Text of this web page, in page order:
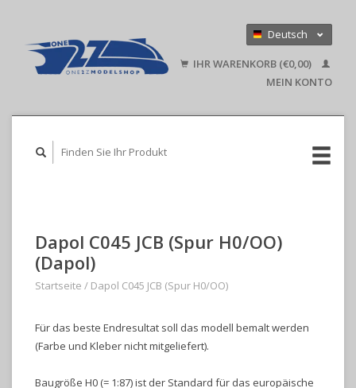
Deutsch
English
IHR WARENKORB (€0,00)
MEIN KONTO
Dapol C045 JCB (Spur H0/OO)
(Dapol)
Startseite / Dapol C045 JCB (Spur H0/OO)
Für das beste Endresultat soll das modell bemalt werden
(Farbe und Kleber nicht mitgeliefert).
Baugröße H0 (= 1:87) ist der Standard für das europäische